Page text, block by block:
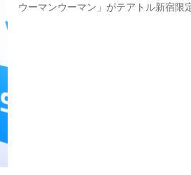
ウーマンウーマン」がテアトル新宿限